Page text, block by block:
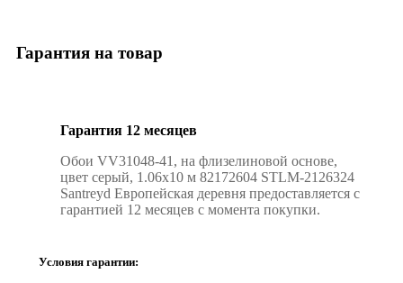
Гарантия на товар
Гарантия 12 месяцев
Обои VV31048-41, на флизелиновой основе,
цвет серый, 1.06х10 м 82172604 STLM-2126324
Santreyd Европейская деревня предоставляется с
гарантией 12 месяцев с момента покупки.
Условия гарантии: